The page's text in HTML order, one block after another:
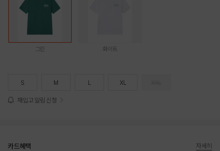
그린 화이트
S M L XL
재입고 알림 신청
카드혜택
자세히